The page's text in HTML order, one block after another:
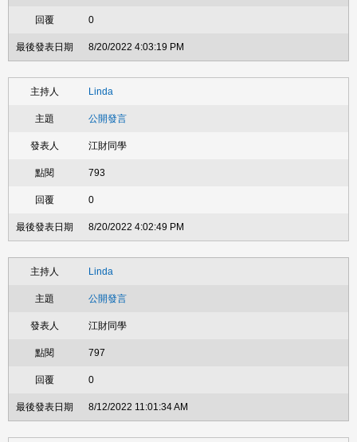
0
8/20/2022 4:03:19 PM
Linda
公開發言
江財同學
793
0
8/20/2022 4:02:49 PM
Linda
公開發言
江財同學
797
0
8/12/2022 11:01:34 AM